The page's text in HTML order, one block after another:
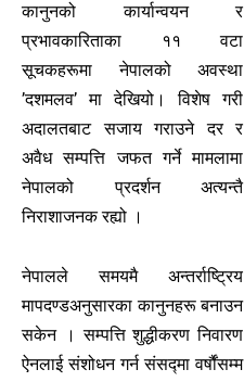
कानुनको कार्यान्वयन र
प्रभावकारिताका ११ वटा
सूचकहरूमा नेपालको अवस्था
’दशमलव’ मा देखियो। विशेष गरी
अदालतबाट सजाय गराउने दर र
अवैध सम्पत्ति जफत गर्ने मामलामा
नेपालको प्रदर्शन अत्यन्तै
निराशाजनक रह्यो ।
नेपालले समयमै अन्तर्राष्ट्रिय
मापदण्डअनुसारका कानुनहरू बनाउन
सकेन । सम्पत्ति शुद्धीकरण निवारण
ऐनलाई संशोधन गर्न संसद्मा वर्षौंसम्म